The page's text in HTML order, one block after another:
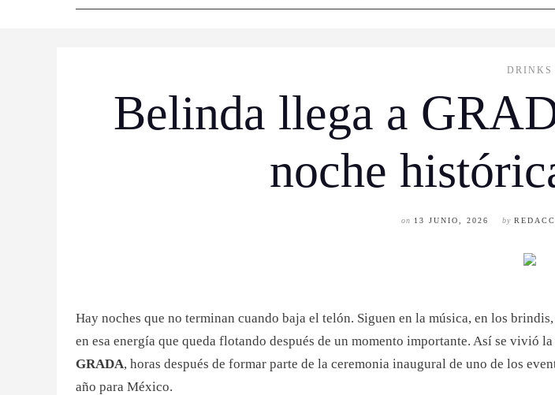
DRINKS
Belinda llega a
noche
on 13 JUNIO, 2026 by
Hay noches que no terminan cuando baja el telón. Siguen en la música, en los
en esa energía que queda flotando después de un momento importante. Así se vivió
GRADA, horas después de formar parte de la ceremonia inaugural de uno de los
año para México.